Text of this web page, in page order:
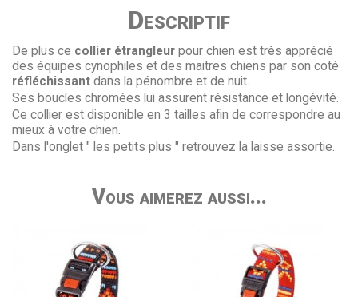
Descriptif
De plus ce collier étrangleur pour chien est très apprécié
des équipes cynophiles et des maitres chiens par son coté
réfléchissant dans la pénombre et de nuit.
Ses boucles chromées lui assurent résistance et longévité.
Ce collier est disponible en 3 tailles afin de correspondre au
mieux à votre chien.
Dans l'onglet " les petits plus " retrouvez la laisse assortie.
Vous aimerez aussi...